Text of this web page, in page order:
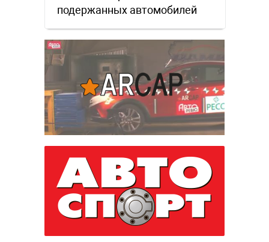
подержанных автомобилей